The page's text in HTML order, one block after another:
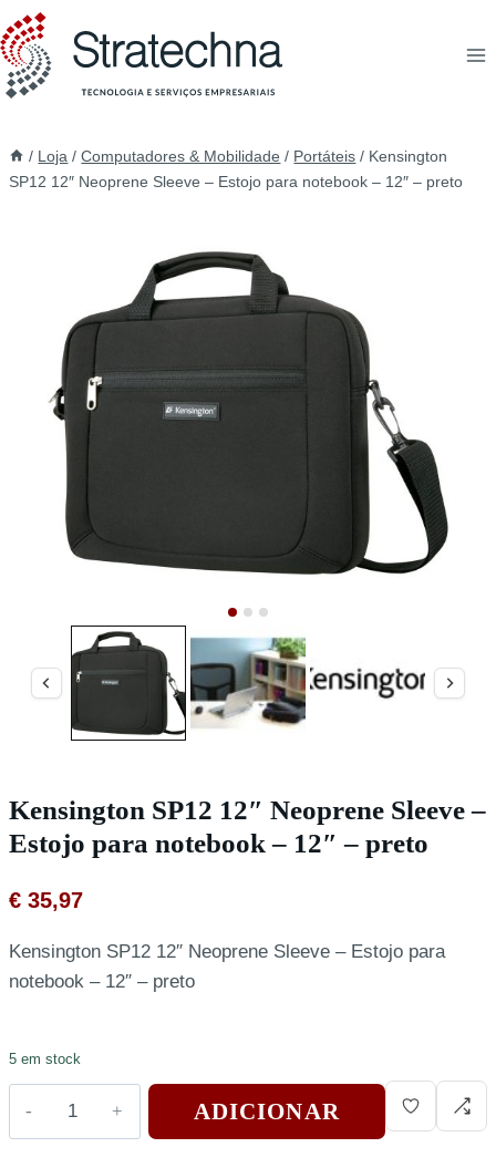
/ Loja / Computadores & Mobilidade / Portáteis / Kensington
SP12 12″ Neoprene Sleeve – Estojo para notebook – 12″ – preto
Kensington SP12 12″ Neoprene Sleeve –
Estojo para notebook – 12″ – preto
€ 35,97
Kensington SP12 12″ Neoprene Sleeve – Estojo para
notebook – 12″ – preto
5 em stock
ADICIONAR